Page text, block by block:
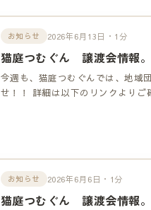
お知らせ 2026年6月13日・1分
猫庭つむぐん 譲渡会情報。
今週も、猫庭つむぐんでは、地域
せ！！ 詳細は以下のリンクよりご
お知らせ 2026年6月6日・1分
猫庭つむぐん 譲渡会情報。